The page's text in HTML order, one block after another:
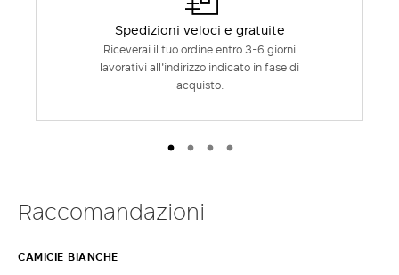
Spedizioni veloci e gratuite
Riceverai il tuo ordine entro 3-6 giorni
lavorativi all'indirizzo indicato in fase di
acquisto.
Raccomandazioni
CAMICIE BIANCHE